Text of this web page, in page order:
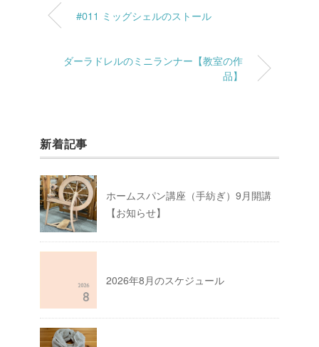
#011 ミッグシェルのストール
ダーラドレルのミニランナー【教室の作
品】
新着記事
ホームスパン講座（手紡ぎ）9月開講
【お知らせ】
2026年8月のスケジュール